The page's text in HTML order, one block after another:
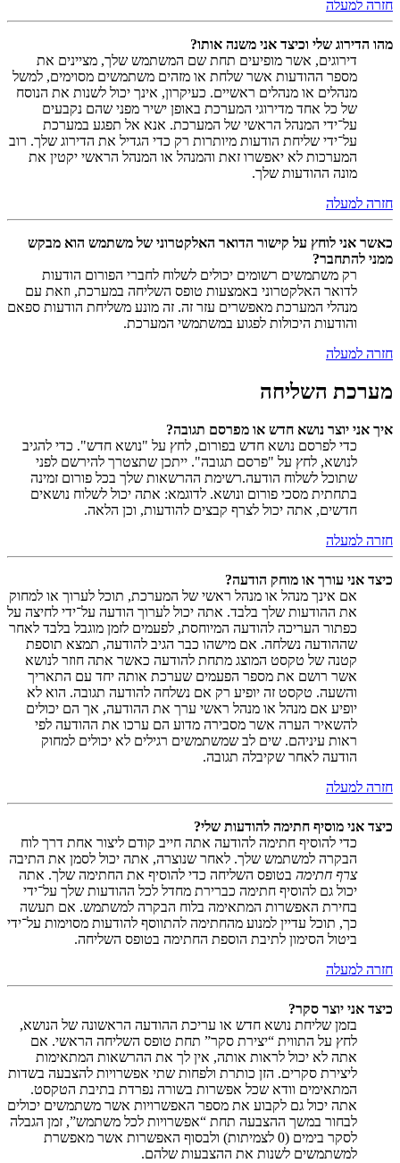
חזרה למעלה
מהו הדירוג שלי וכיצד אני משנה אותו?
דירוגים, אשר מופיעים תחת שם המשתמש שלך, מציינים את
מספר ההודעות אשר שלחת או מזהים משתמשים מסוימים, למשל
מנהלים או מנהלים ראשיים. כעיקרון, אינך יכול לשנות את הנוסח
של כל אחד מדירוגי המערכת באופן ישיר מפני שהם נקבעים
על־ידי המנהל הראשי של המערכת. אנא אל תפגע במערכת
על־ידי שליחת הודעות מיותרות רק כדי הגדיל את הדירוג שלך. רוב
המערכות לא יאפשרו זאת והמנהל או המנהל הראשי יקטין את
מונה ההודעות שלך.
חזרה למעלה
כאשר אני לוחץ על קישור הדואר האלקטרוני של משתמש הוא מבקש
ממני להתחבר?
רק משתמשים רשומים יכולים לשלוח לחברי הפורום הודעות
לדואר האלקטרוני באמצעות טופס השליחה במערכת, וזאת עם
מנהלי המערכת מאפשרים עזר זה. זה מונע משליחת הודעות ספאם
והודעות היכולות לפגוע במשתמשי המערכת.
חזרה למעלה
מערכת השליחה
איך אני יוצר נושא חדש או מפרסם תגובה?
כדי לפרסם נושא חדש בפורום, לחץ על "נושא חדש". כדי להגיב
לנושא, לחץ על "פרסם תגובה". ייתכן שתצטרך להירשם לפני
שתוכל לשלוח הודעה.רשימת ההרשאות שלך בכל פורום זמינה
בתחתית מסכי פורום ונושא. לדוגמא: אתה יכול לשלוח נושאים
חדשים, אתה יכול לצרף קבצים להודעות, וכן הלאה.
חזרה למעלה
כיצד אני עורך או מוחק הודעה?
אם אינך מנהל או מנהל ראשי של המערכת, תוכל לערוך או למחוק
את ההודעות שלך בלבד. אתה יכול לערוך הודעה על־ידי לחיצה על
כפתור העריכה להודעה המיוחסת, לפעמים לזמן מוגבל בלבד לאחר
שההודעה נשלחה. אם מישהו כבר הגיב להודעה, תמצא תוספת
קטנה של טקסט המוצג מתחת להודעה כאשר אתה חוזר לנושא
אשר רושם את מספר הפעמים שערכת אותה יחד עם התאריך
והשעה. טקסט זה יופיע רק אם נשלחה להודעה תגובה. הוא לא
יופיע אם מנהל או מנהל ראשי ערך את ההודעה, אך הם יכולים
להשאיר הערה אשר מסבירה מדוע הם ערכו את ההודעה לפי
ראות עיניהם. שים לב שמשתמשים רגילים לא יכולים למחוק
הודעה לאחר שקיבלה תגובה.
חזרה למעלה
כיצד אני מוסיף חתימה להודעות שלי?
כדי להוסיף חתימה להודעה אתה חייב קודם ליצור אחת דרך לוח
הבקרה למשתמש שלך. לאחר שנוצרה, אתה יכול לסמן את התיבה
צרף חתימה בטופס השליחה כדי להוסיף את החתימה שלך. אתה
יכול גם להוסיף חתימה כברירת מחדל לכל ההודעות שלך על־ידי
בחירת האפשרות המתאימה בלוח הבקרה למשתמש. אם תעשה
כך, תוכל עדיין למנוע מהחתימה להתווסף להודעות מסוימות על־ידי
ביטול הסימון לתיבת הוספת החתימה בטופס השליחה.
חזרה למעלה
כיצד אני יוצר סקר?
בזמן שליחת נושא חדש או עריכת ההודעה הראשונה של הנושא,
לחץ על התווית “יצירת סקר” תחת טופס השליחה הראשי. אם
אתה לא יכול לראות אותה, אין לך את ההרשאות המתאימות
ליצירת סקרים. הזן כותרת ולפחות שתי אפשרויות להצבעה בשדות
המתאימים וודא שכל אפשרות בשורה נפרדת בתיבת הטקסט.
אתה יכול גם לקבוע את מספר האפשרויות אשר משתמשים יכולים
לבחור במשך ההצבעה תחת “אפשרויות לכל משתמש”, זמן הגבלה
לסקר בימים (0 לצמיתות) ולבסוף האפשרות אשר מאפשרת
למשתמשים לשנות את ההצבעות שלהם.